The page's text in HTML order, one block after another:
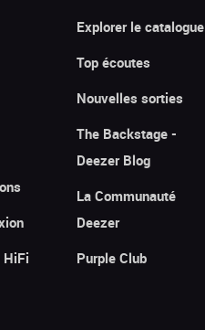
HiFi
Explorer le catalogue
Top écoutes
Nouvelles sorties
The Backstage -
Deezer Blog
La Communauté
Deezer
Purple Club